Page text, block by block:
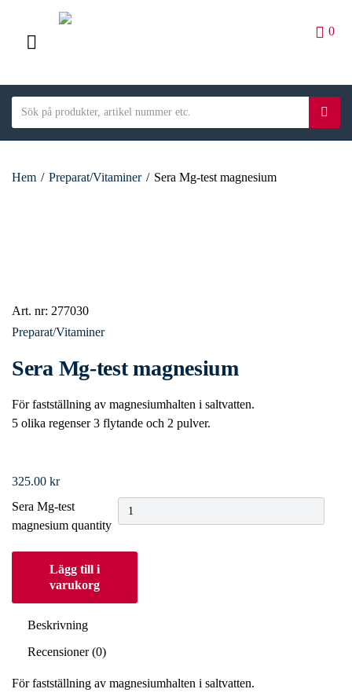
M
E
N
U
a
e
m
e
e
a
c
S
0
Hem / Preparat/Vitaminer / Sera Mg-test magnesium
Art. nr: 277030
Preparat/Vitaminer
Sera Mg-test magnesium
För fastställning av magnesiumhalten i saltvatten.
5 olika regenser 3 flytande och 2 pulver.
325.00 kr
Sera Mg-test
magnesium quantity
Lägg till i
varukorg
Beskrivning
Recensioner (0)
För fastställning av magnesiumhalten i saltvatten.